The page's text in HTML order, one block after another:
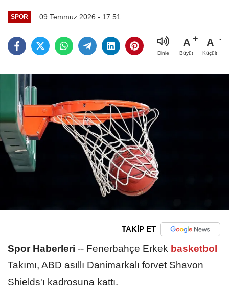
SPOR 09 Temmuz 2026 - 17:51
Dinle
A
Büyüt
A
Küçült
TAKİP ET
Spor Haberleri -- Fenerbahçe Erkek basketbol
Takımı, ABD asıllı Danimarkalı forvet Shavon
Shields'ı kadrosuna kattı.